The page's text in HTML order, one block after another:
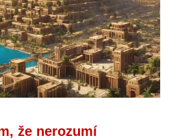
že nerozumí